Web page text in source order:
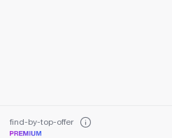
find-by-top-offer